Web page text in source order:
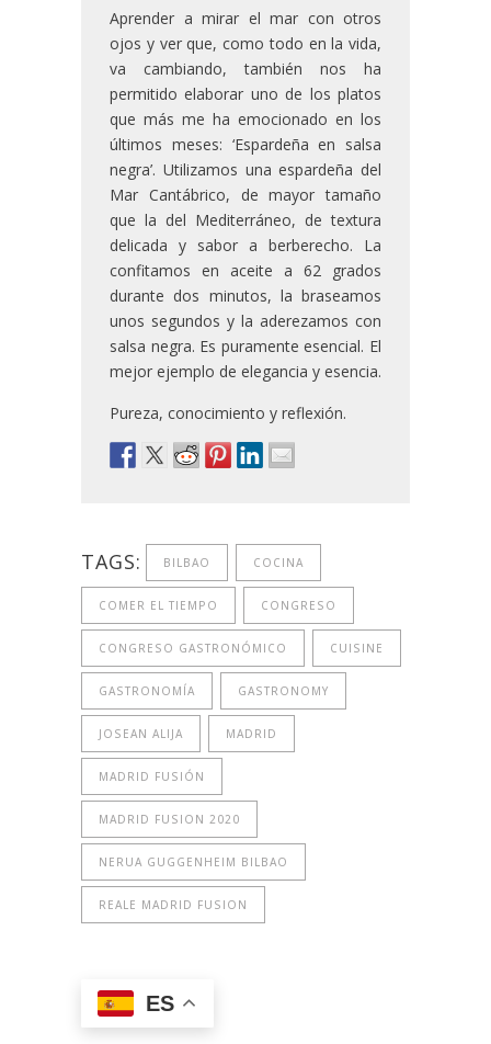
Aprender a mirar el mar con otros
ojos y ver que, como todo en la vida,
va cambiando, también nos ha
permitido elaborar uno de los platos
que más me ha emocionado en los
últimos meses: ‘Espardeña en salsa
negra’. Utilizamos una espardeña del
Mar Cantábrico, de mayor tamaño
que la del Mediterráneo, de textura
delicada y sabor a berberecho. La
confitamos en aceite a 62 grados
durante dos minutos, la braseamos
unos segundos y la aderezamos con
salsa negra. Es puramente esencial. El
mejor ejemplo de elegancia y esencia.
Pureza, conocimiento y reflexión.
TAGS: BILBAO COCINA
COMER EL TIEMPO CONGRESO
CONGRESO GASTRONÓMICO CUISINE
GASTRONOMÍA GASTRONOMY
JOSEAN ALIJA MADRID
MADRID FUSIÓN
MADRID FUSION 2020
NERUA GUGGENHEIM BILBAO
REALE MADRID FUSION
ES